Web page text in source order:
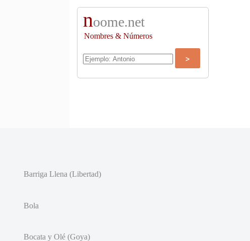
noome.net
Nombres & Números
Barriga Llena (Libertad)
Bola
Bocata y Olé (Goya)